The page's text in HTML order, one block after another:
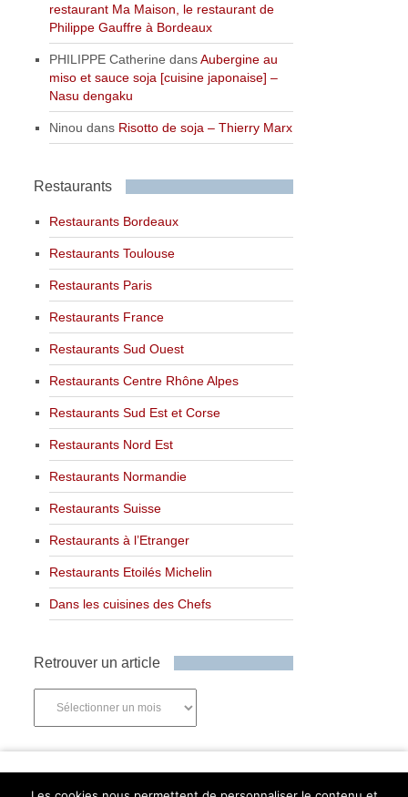
restaurant Ma Maison, le restaurant de
Philippe Gauffre à Bordeaux
PHILIPPE Catherine dansAubergine au
miso et sauce soja [cuisine japonaise] –
Nasu dengaku
Ninou dans Risotto de soja – Thierry Marx
Restaurants
Restaurants Bordeaux
Restaurants Toulouse
Restaurants Paris
Restaurants France
Restaurants Sud Ouest
Restaurants Centre Rhône Alpes
Restaurants Sud Est et Corse
Restaurants Nord Est
Restaurants Normandie
Restaurants Suisse
Restaurants à l’Etranger
Restaurants Etoilés Michelin
Dans les cuisines des Chefs
Retrouver un article